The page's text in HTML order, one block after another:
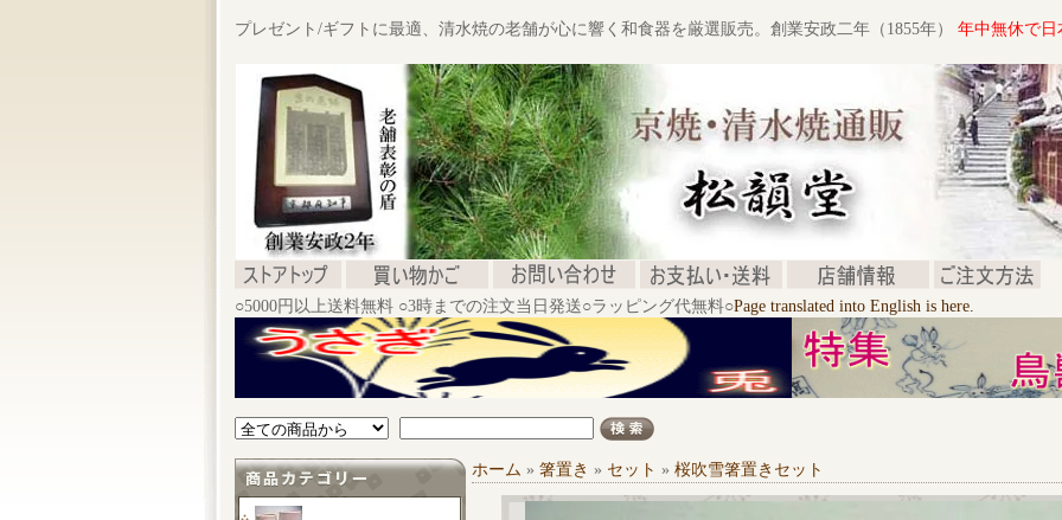
プレゼント/ギフトに最適、清水焼の老舗が心に響く和食器を厳選販売。創業安政二年（1855年） 年中無休で
○5000円以上送料無料 ○3時までの注文当日発送○ラッピング代無料○Page translated into English is here.
ホーム » 箸置き » セット » 桜吹雪箸置きセット